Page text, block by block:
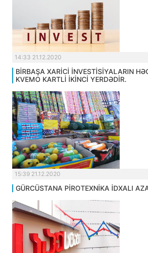
14:33 21.12.2020
BİRBAŞA XARİCİ İNVESTİSİYALARIN
KVEMO KARTLİ İKİNCİ YERDƏDİR.
15:39 21.12.2020
GÜRCÜSTANA PİROTEXNİKA İDXALI